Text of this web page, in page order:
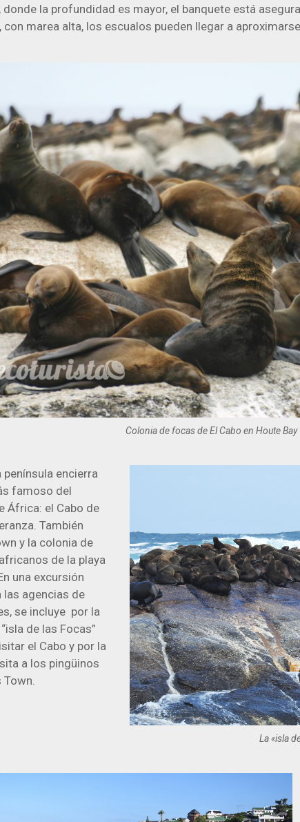
donde la profundidad es mayor, el banquete está
con marea alta, los escualos pueden llegar a
Colonia de focas de El Cabo en Houte Bay
península encierra
famoso del
África: el Cabo de
También
y la colonia de
de la playa
una excursión
las agencias de
se incluye por la
de las Focas”
el Cabo y por la
a los pingüinos
Town.
La «isla